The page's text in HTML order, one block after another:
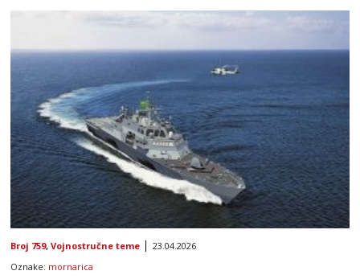
Broj 759, Vojnostručne teme
23.04.2026
Oznake: mornarica